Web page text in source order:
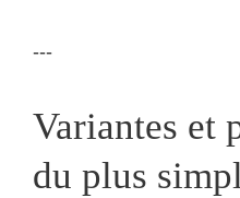
---
Variantes et
du plus